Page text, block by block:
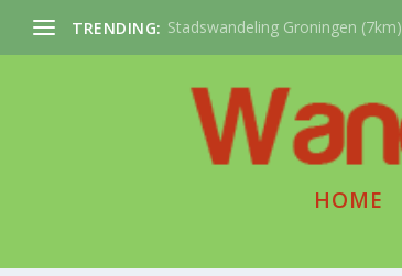
TRENDING: Stadswandeling Groningen (7km)
HOME